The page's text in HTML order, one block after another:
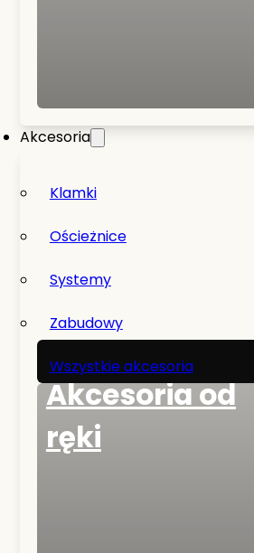
Akcesoria
Klamki
Ościeżnice
Systemy
Zabudowy
Wszystkie akcesoria
Akcesoria od
ręki